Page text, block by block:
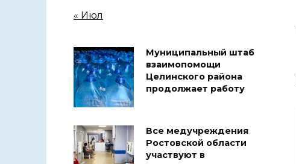
« Июл
Муниципальный штаб
взаимопомощи
Целинского района
продолжает работу
Все медучреждения
Ростовской области
участвуют в